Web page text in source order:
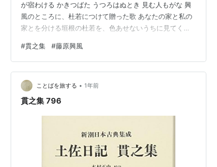
が宿わける かきつばた うつろはぬとき 見む人もがな 興
風のところに、杜若につけて贈った歌 あなたの家と私の
家とを分ける垣根の杜若を、色あせないうちに見てくれ
んでいたということのようです。第三句「かき」は
「垣」と「かき（つばた）」の掛詞になっていますね。
ランキング参加中言葉を紡ぐ人たち ランキング参加中は
てな文芸部 新潮日本古典集成〈新装版〉 土佐日記 貫之
集 (新潮日本古典集成 新装版) 新潮社 Amazon
#貫之集 #藤原興風
ことばを旅する • 1年前
貫之集 796